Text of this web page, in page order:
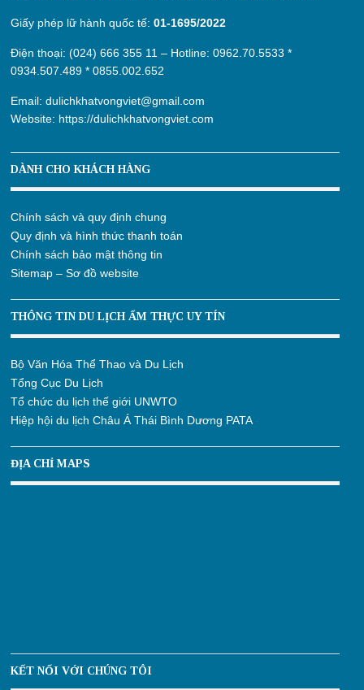
Giấy phép lữ hành quốc tế:01-1695/2022
Điện thoại: (024) 666 355 11 – Hotline:0962.70.5533 *
0934.507.489 *0855.002.652
Email:dulichkhatvongviet@gmail.com
Website: https://dulichkhatvongviet.com
DÀNH CHO KHÁCH HÀNG
Chính sách và quy định chung
Quy định và hình thức thanh toán
Chính sách bảo mật thông tin
Sitemap – Sơ đồ website
THÔNG TIN DU LỊCH ẨM THỰC UY TÍN
Bộ Văn Hóa Thể Thao và Du Lịch
Tổng Cục Du Lịch
Tổ chức du lịch thế giới UNWTO
Hiệp hội du lịch Châu Á Thái Bình Dương PATA
ĐỊA CHỈ MAPS
KẾT NỐI VỚI CHÚNG TÔI